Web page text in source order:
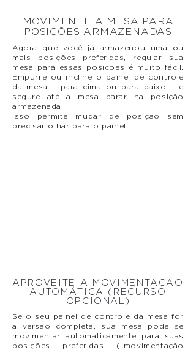
MOVIMENTE A MESA PARA
POSIÇÕES ARMAZENADAS
Agora que você já armazenou uma ou
mais posições preferidas, regular sua
mesa para essas posições é muito fácil.
Empurre ou incline o painel de controle
da mesa – para cima ou para baixo – e
segure até a mesa parar na posição
armazenada.
Isso permite mudar de posição sem
precisar olhar para o painel.
APROVEITE A MOVIMENTAÇÃO
AUTOMÁTICA (RECURSO
OPCIONAL)
Se o seu painel de controle da mesa for
a versão completa, sua mesa pode se
movimentar automaticamente para suas
posições preferidas (“movimentação